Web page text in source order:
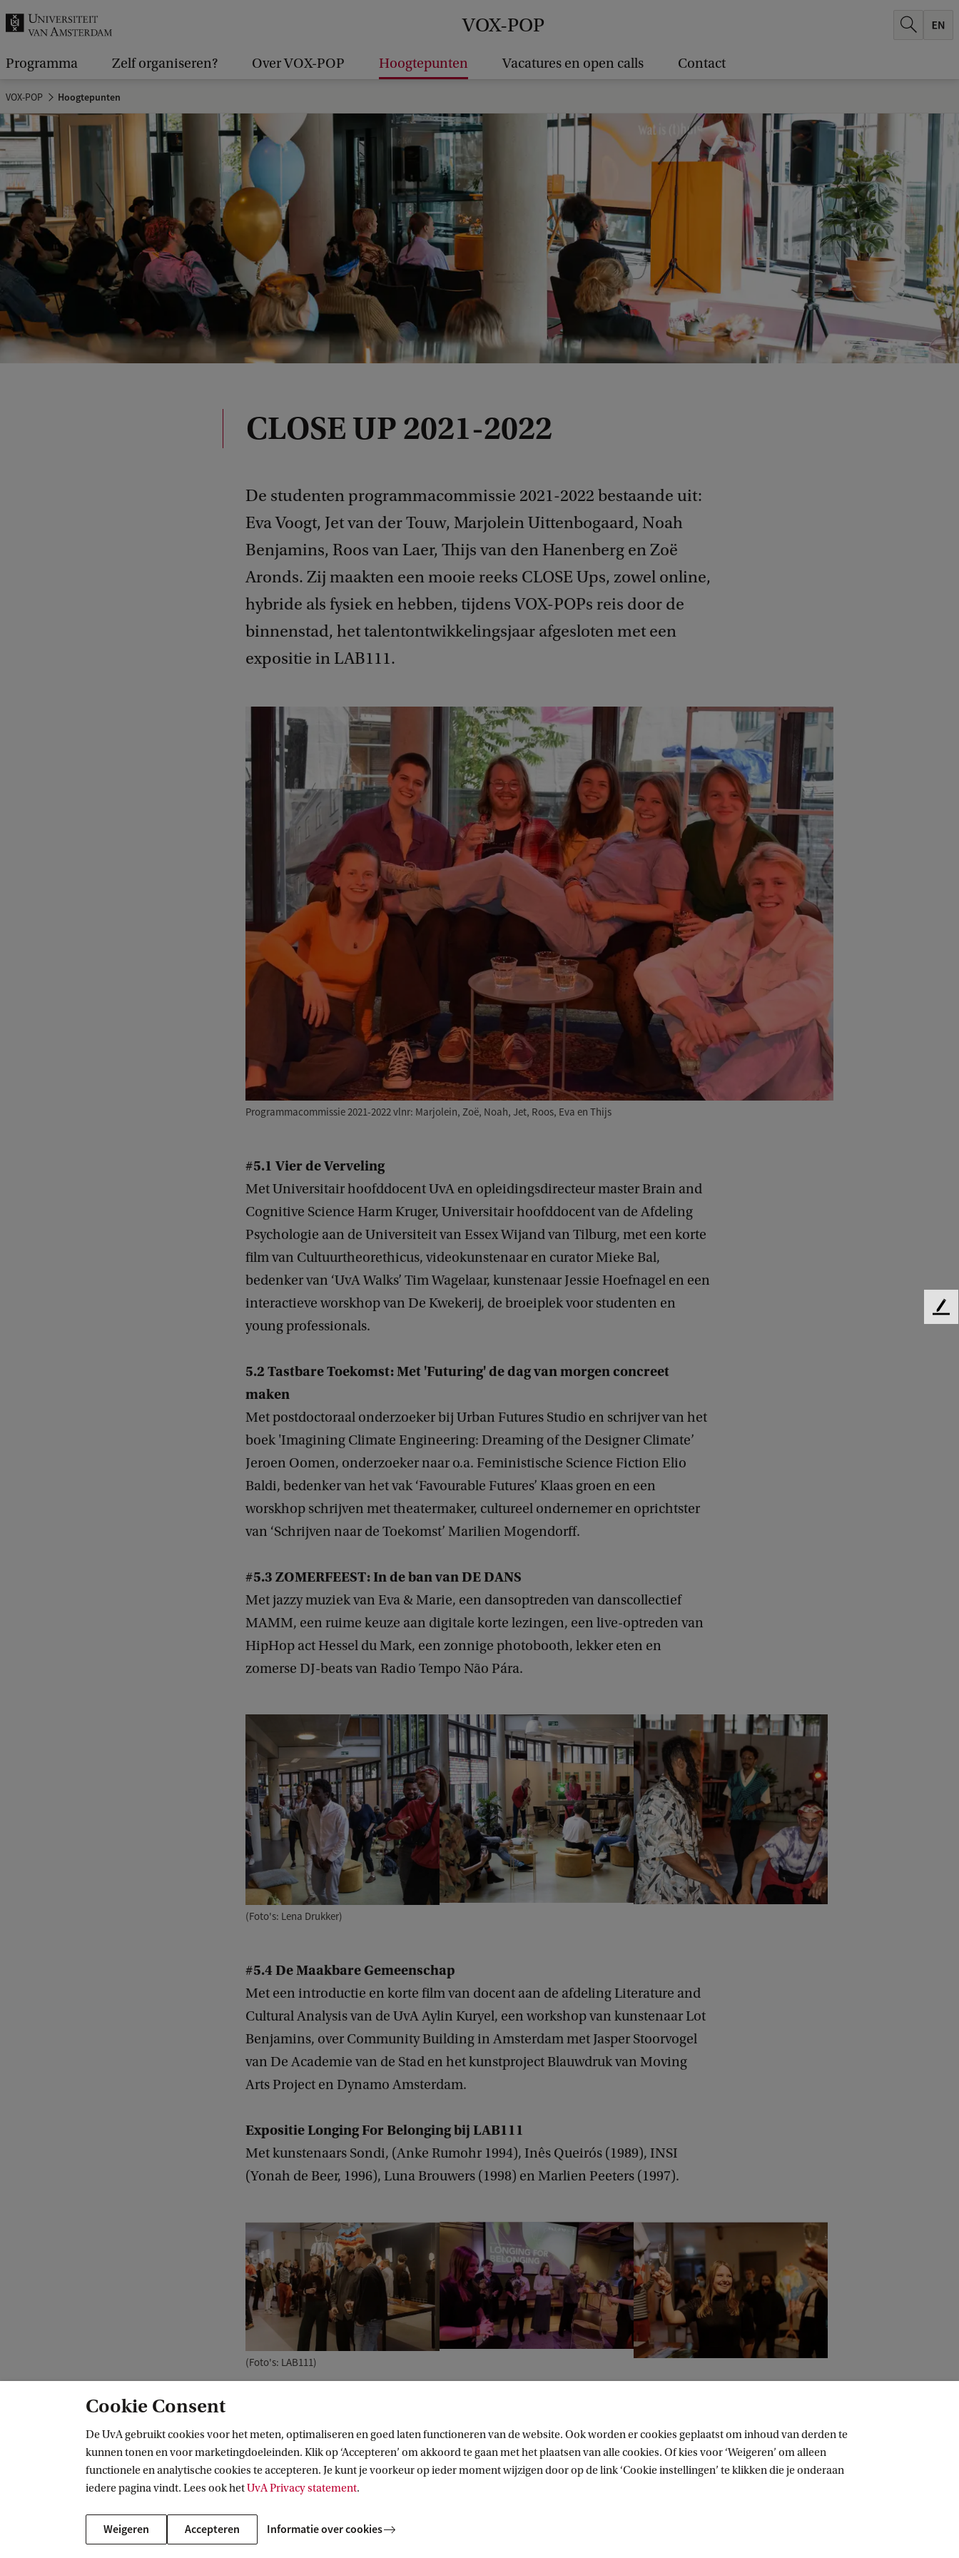
VOX-POP
.
Programma Zelf organiseren? Over VOX-POP Hoogtepunten Vacatures en open calls Contact
VOX-POP Hoogtepunten
CLOSE UP 2021-2022
De studenten programmacommissie 2021-2022 bestaande uit:
Eva Voogt, Jet van der Touw, Marjolein Uittenbogaard, Noah
Benjamins, Roos van Laer, Thijs van den Hanenberg en Zoë
Aronds. Zij maakten een mooie reeks CLOSE Ups, zowel online,
hybride als fysiek en hebben, tijdens VOX-POPs reis door de
binnenstad, het talentontwikkelingsjaar afgesloten met een
expositie in LAB111.
Programmacommissie 2021-2022 vlnr: Marjolein, Zoë, Noah, Jet, Roos, Eva en Thijs
#5.1 Vier de Verveling
Met Universitair hoofddocent UvA en opleidingsdirecteur master Brain and
Cognitive Science Harm Kruger, Universitair hoofddocent van de Afdeling
Psychologie aan de Universiteit van Essex Wijand van Tilburg, met een korte
film van Cultuurtheorethicus, videokunstenaar en curator Mieke Bal,
bedenker van ‘UvA Walks’ Tim Wagelaar, kunstenaar Jessie Hoefnagel en een
interactieve worskhop van De Kwekerij, de broeiplek voor studenten en
young professionals.
5.2 Tastbare Toekomst: Met 'Futuring' de dag van morgen concreet
maken
Met postdoctoraal onderzoeker bij Urban Futures Studio en schrijver van het
boek 'Imagining Climate Engineering: Dreaming of the Designer Climate’
Jeroen Oomen, onderzoeker naar o.a. Feministische Science Fiction Elio
Baldi, bedenker van het vak ‘Favourable Futures’ Klaas groen en een
worskhop schrijven met theatermaker, cultureel ondernemer en oprichtster
van ‘Schrijven naar de Toekomst’ Marilien Mogendorff.
#5.3 ZOMERFEEST: In de ban van DE DANS
Met jazzy muziek van Eva & Marie, een dansoptreden van danscollectief
MAMM, een ruime keuze aan digitale korte lezingen, een live-optreden van
HipHop act Hessel du Mark, een zonnige photobooth, lekker eten en
zomerse DJ-beats van Radio Tempo Não Pára.
(Foto's: Lena Drukker)
#5.4 De Maakbare Gemeenschap
Met een introductie en korte film van docent aan de afdeling Literature and
Cultural Analysis van de UvA Aylin Kuryel, een workshop van kunstenaar Lot
Benjamins, over Community Building in Amsterdam met Jasper Stoorvogel
van De Academie van de Stad en het kunstproject Blauwdruk van Moving
Arts Project en Dynamo Amsterdam.
Expositie Longing For Belonging bij LAB111
Met kunstenaars Sondi, (Anke Rumohr 1994), Inês Queirós (1989), INSI
(Yonah de Beer, 1996), Luna Brouwers (1998) en Marlien Peeters (1997).
(Foto's: LAB111)
Hoogtepunten
Cookie Consent
De UvA gebruikt cookies voor het meten, optimaliseren en goed laten functioneren van de website. Ook worden er cookies geplaatst om inhoud van derden te
kunnen tonen en voor marketingdoeleinden. Klik op ‘Accepteren’ om akkoord te gaan met het plaatsen van alle cookies. Of kies voor ‘Weigeren’ om alleen
functionele en analytische cookies te accepteren. Je kunt je voorkeur op ieder moment wijzigen door op de link ‘Cookie instellingen’ te klikken die je onderaan
iedere pagina vindt. Lees ook hetUvA Privacy statement.
Weigeren Accepteren Informatie over cookies
F